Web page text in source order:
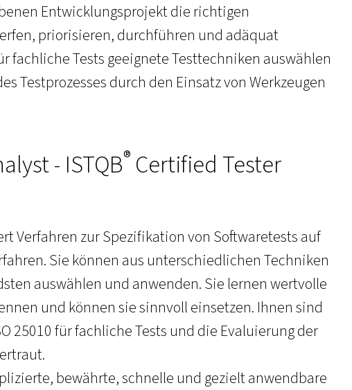
Entwicklungsprojekt die richtigen
priorisieren, durchführen und adäquat
fachliche Tests geeignete Testtechniken auswählen
Testprozesses durch den Einsatz von Werkzeugen
- ISTQB® Certified Tester
Verfahren zur Spezifikation von Softwaretests auf
Sie können aus unterschiedlichen Techniken
auswählen und anwenden. Sie lernen wertvolle
und können sie sinnvoll einsetzen. Ihnen sind
25010 für fachliche Tests und die Evaluierung der
bewährte, schnelle und gezielt anwendbare